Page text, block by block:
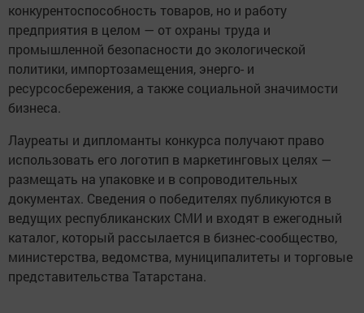
конкурентоспособность товаров, но и работу
предприятия в целом — от охраны труда и
промышленной безопасности до экологической
политики, импортозамещения, энерго- и
ресурсосбережения, а также социальной значимости
бизнеса.
Лауреаты и дипломанты конкурса получают право
использовать его логотип в маркетинговых целях —
размещать на упаковке и в сопроводительных
документах. Сведения о победителях публикуются в
ведущих республиканских СМИ и входят в ежегодный
каталог, который рассылается в бизнес-сообщество,
министерства, ведомства, муниципалитеты и торговые
представительства Татарстана.